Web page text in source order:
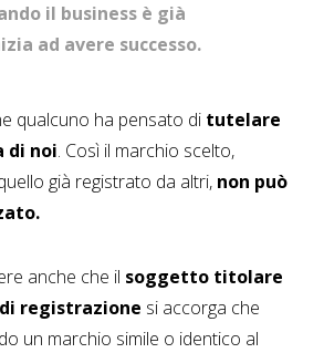
il business è già
ad avere successo.
qualcuno ha pensato di tutelare
di noi. Così il marchio scelto,
già registrato da altri, non può
anche che il soggetto titolare
registrazione si accorga che
un marchio simile o identico al